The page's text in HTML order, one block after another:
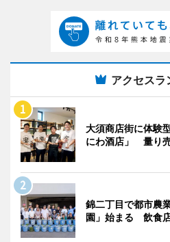
アクセスラ
大須商店街に体験
にわ酒店」 量り
錦二丁目で都市農
園」始まる 飲食